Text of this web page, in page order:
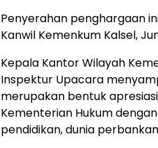
Penyerahan penghargaan
Kanwil Kemenkum Kalsel,
Kepala Kantor Wilayah
Inspektur Upacara
merupakan bentuk
Kementerian Hukum
pendidikan, dunia